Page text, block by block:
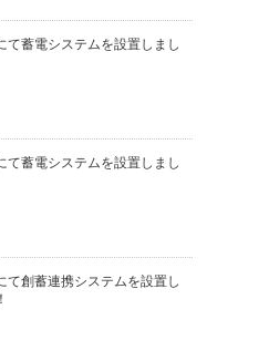
て蓄電システムを設置しまし
て蓄電システムを設置しまし
て創蓄連携システムを設置し